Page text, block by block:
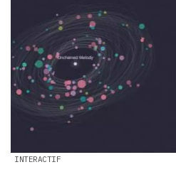
INTERACTIF